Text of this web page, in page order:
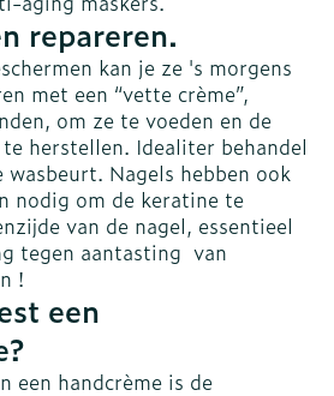
repareren.
kan je ze 's morgens
met een “vette crème”,
om ze te voeden en de
herstellen. Idealiter behandel
wasbeurt. Nagels hebben ook
nodig om de keratine te
van de nagel, essentieel
tegen aantasting van
!
een
een handcrème is de